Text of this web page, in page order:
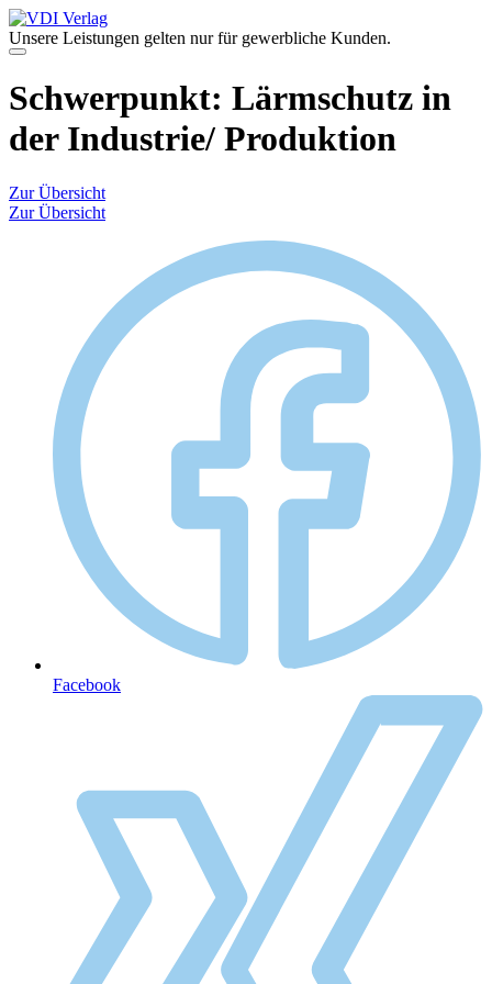
Zum
Inhalt
springen
Unsere Leistungen gelten nur für gewerbliche Kunden.
Menü
Schwerpunkt: Lärmschutz in
der Industrie/ Produktion
Zur Übersicht
Zur Übersicht
Facebook